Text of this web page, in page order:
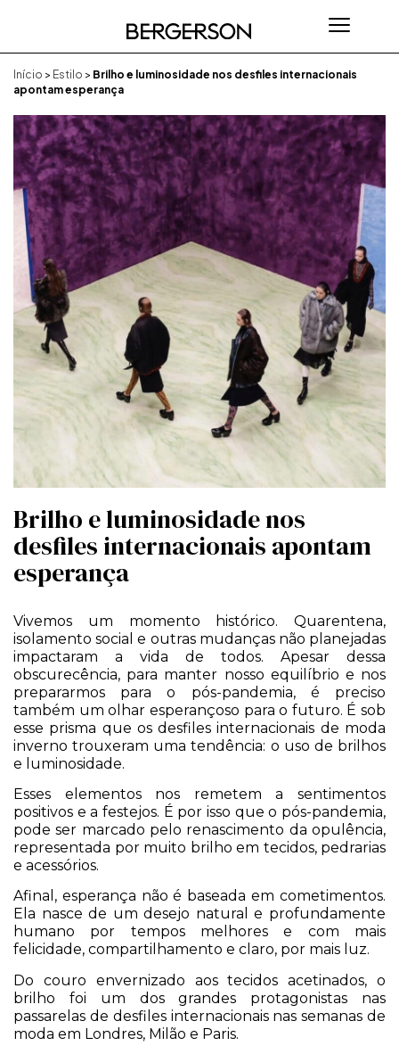
Início > Estilo > Brilho e luminosidade nos desfiles internacionais
apontam esperança
Brilho e luminosidade nos
desfiles internacionais apontam
esperança
Vivemos um momento histórico. Quarentena,
isolamento social e outras mudanças não planejadas
impactaram a vida de todos. Apesar dessa
obscurecência, para manter nosso equilíbrio e nos
prepararmos para o pós-pandemia, é preciso
também um olhar esperançoso para o futuro. É sob
esse prisma que os desfiles internacionais de moda
inverno trouxeram uma tendência: o uso de brilhos
e luminosidade.
Esses elementos nos remetem a sentimentos
positivos e a festejos. É por isso que o pós-pandemia,
pode ser marcado pelo renascimento da opulência,
representada por muito brilho em tecidos, pedrarias
e acessórios.
Afinal, esperança não é baseada em cometimentos.
Ela nasce de um desejo natural e profundamente
humano por tempos melhores e com mais
felicidade, compartilhamento e claro, por mais luz.
Do couro envernizado aos tecidos acetinados, o
brilho foi um dos grandes protagonistas nas
passarelas de desfiles internacionais nas semanas de
moda em Londres, Milão e Paris.